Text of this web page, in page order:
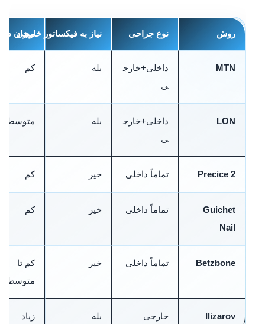
روش نوع جراحی نیاز به فیکساتور خارجی
میزان درد
MTN
داخلی+خارج
ی
بله کم
LON
داخلی+خارج
ی
بله متوسط
Precice 2 تماماً داخلی خیر کم
Guichet
Nail
تماماً داخلی خیر کم
Betzbone تماماً داخلی خیر
کم تا
متوسط
Ilizarov خارجی بله زیاد